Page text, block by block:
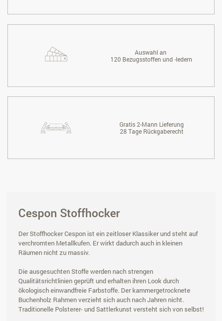
Auswahl an
120 Bezugsstoffen und -ledern
Gratis 2-Mann Lieferung
28 Tage Rückgaberecht
Cespon Stoffhocker
Der Stoffhocker Cespon ist ein zeitloser Klassiker und steht auf
verchromten Metallkufen. Er wirkt dadurch auch in kleinen
Räumen nicht zu massiv.
Die ausgesuchten Stoffe werden nach strengen
Qualitätsrichtlinien geprüft und erhalten ihren Look durch
ökologisch einwandfreie Farbstoffe. Der kammergetrocknete
Buchenholz Rahmen verzieht sich auch nach Jahren nicht.
Traditionelle Polsterer- und Sattlerkunst versteht sich von selbst!